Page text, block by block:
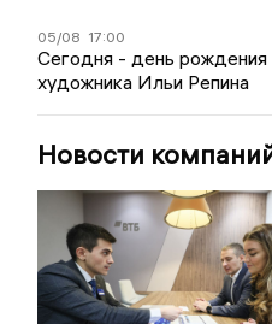
05/08 17:00
Сегодня - день рождения
художника Ильи Репина
Новости